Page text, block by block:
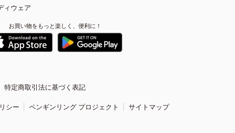
ィウェア
お買い物をもっと楽しく、便利に！
特定商取引法に基づく表記
シー ペンギンリング プロジェクト サイトマップ